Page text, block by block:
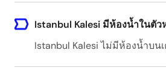
Istanbul Kalesi มีห้องน้ำในตัว
Istanbul Kalesi ไม่มีห้องน้ำบน